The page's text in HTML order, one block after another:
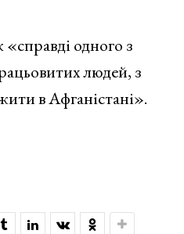
одного з
людей, з
в Афганістані».